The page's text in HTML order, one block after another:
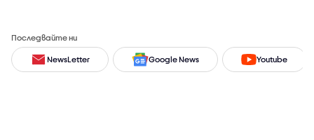
Последвайте ни
NewsLetter Google News Youtube